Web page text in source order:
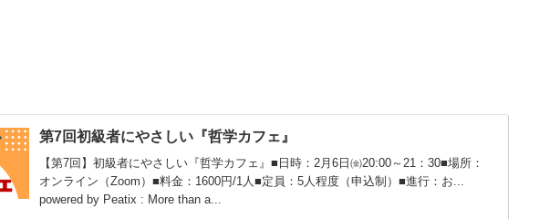
第7回初級者にやさしい『哲学カフェ』
【第7回】初級者にやさしい『哲学カフェ』■日時：2月6日㈮20:00～21：30■場所：
オンライン（Zoom）■料金：1600円/1人■定員：5人程度（申込制）■進行：お...
powered by Peatix : More than a...